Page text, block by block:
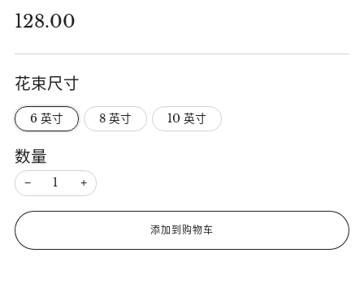
正
格
128.00
花束尺寸
6 英寸 8 英寸 10 英寸
数量
− +
添加到购物车